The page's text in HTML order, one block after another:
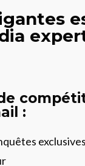
:
exclusives